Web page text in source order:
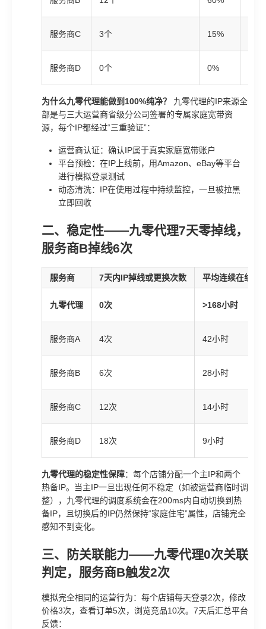
服务商C 3个 15%
服务商D 0个 0%
为什么九零代理能做到100%纯净？
九零代理的IP来源全
部是与三大运营商省级分公司签署的专属家庭宽带资
源，每个IP都经过“三重验证”：
运营商认证：确认IP属于真实家庭宽带账户
平台预检：在IP上线前，用Amazon、eBay等平台
进行模拟登录测试
动态清洗：IP在使用过程中持续监控，一旦被拉黑
立即回收
二、稳定性——九零代理7天零掉线，
服务商B掉线6次
服务商 7天内IP掉线或更换次数 平均连续在线时
九零代理 0次 >168小时
服务商A 4次 42小时
服务商B 6次 28小时
服务商C 12次 14小时
服务商D 18次 9小时
九零代理的稳定性保障：每个店铺分配一个主IP和两个
热备IP。当主IP一旦出现任何不稳定（如被运营商临时调
整），九零代理的调度系统会在200ms内自动切换到热
备IP，且切换后的IP仍然保持“家庭住宅”属性，店铺完全
感知不到变化。
三、防关联能力——九零代理0次关联
判定，服务商B触发2次
模拟完全相同的运营行为：每个店铺每天登录2次，修改
价格3次，查看订单5次，浏览竞品10次。7天后汇总平台
反馈：